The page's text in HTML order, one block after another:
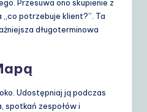
Przesuwa ono skupienie z
„co potrzebuje klient?”. Ta
długoterminowa
Udostępniaj ją podczas
spotkań zespołów i